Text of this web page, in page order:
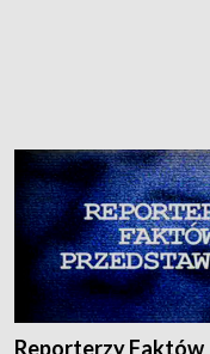
Reporterzy Faktów